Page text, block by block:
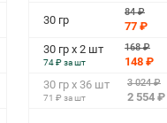
30 гр
84 ₽
77 ₽
30 гр х 2 шт
74 ₽ за шт
168 ₽
148 ₽
30 гр х 36 шт
71 ₽ за шт
3 024 ₽
2 554 ₽